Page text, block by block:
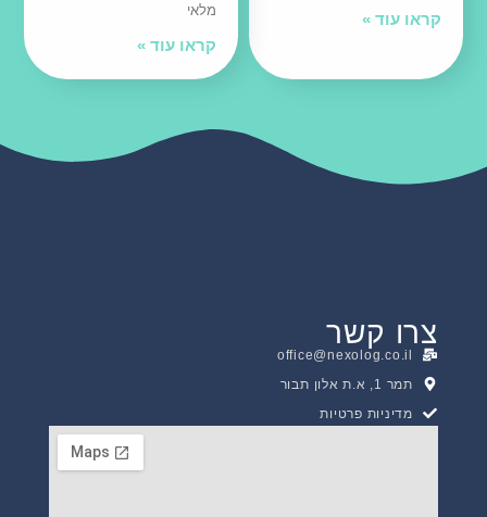
קראו עוד »
מלאי
קראו עוד »
צרו קשר
office@nexolog.co.il
תמר 1, א.ת אלון תבור
מדיניות פרטיות